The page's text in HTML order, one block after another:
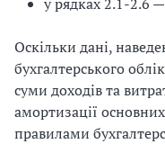
Оскільки дані,
бухгалтерського
суми доходів та
амортизації
правилами